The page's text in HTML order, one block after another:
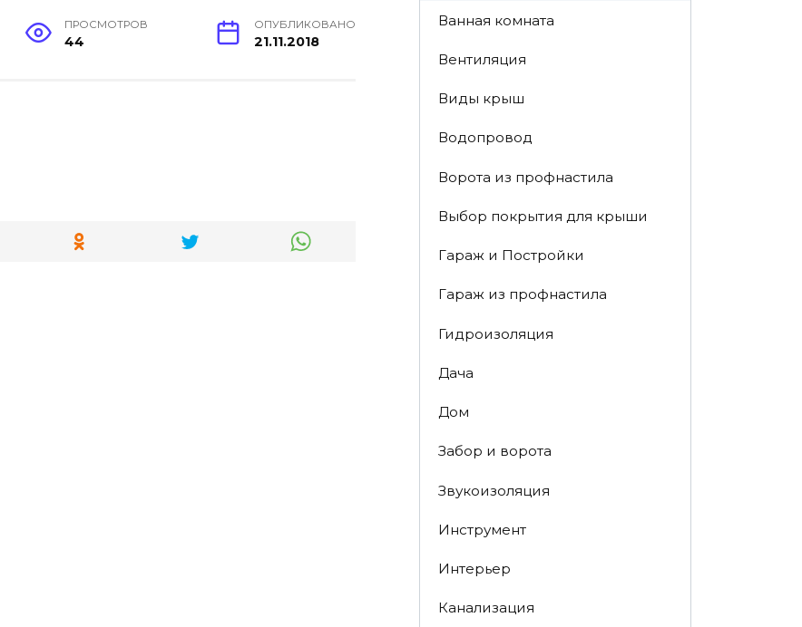
ПРОСМОТРОВ
44
ОПУБЛИКОВАНО
21.11.2018
Ванная комната
Вентиляция
Виды крыш
Водопровод
Ворота из профнастила
Выбор покрытия для крыши
Гараж и Постройки
Гараж из профнастила
Гидроизоляция
Дача
Дом
Забор и ворота
Звукоизоляция
Инструмент
Интерьер
Канализация